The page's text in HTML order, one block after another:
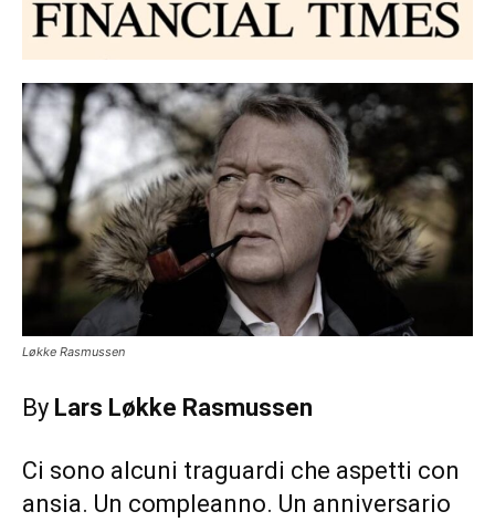
Løkke Rasmussen
By Lars Løkke Rasmussen
Ci sono alcuni traguardi che aspetti con
ansia. Un compleanno. Un anniversario